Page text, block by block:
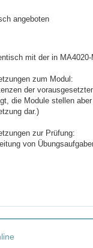
angeboten
mit der in MA4020-
zum Modul:
der
die Module stellen
dar.)
zur Prüfung:
von